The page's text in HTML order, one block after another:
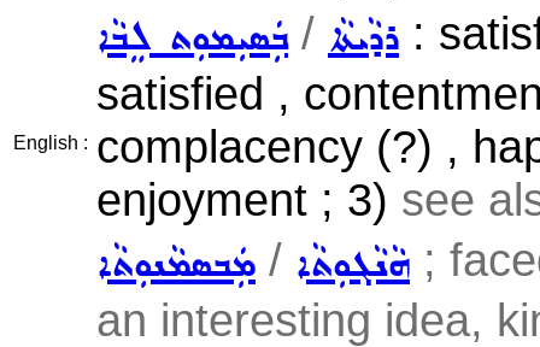
English :
ܒܲܣܝܼܡܘܼܬ ܠܸܒܵܐ/ ܪܕܵܝܬܵܐ :
satisfied ,
complacency (?) ,
enjoyment ; 3) see
ܡܲܒܣܡܵܢܘܼܬܵܐ / ܗܵܢܵܓܘܼܬܵܐ ;
an interesting idea,